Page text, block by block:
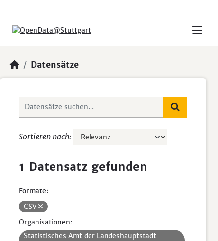
Datensätze
Sortieren nach
1 Datensatz gefunden
Formate:
CSV
Organisationen:
Statistisches Amt der Landeshauptstadt